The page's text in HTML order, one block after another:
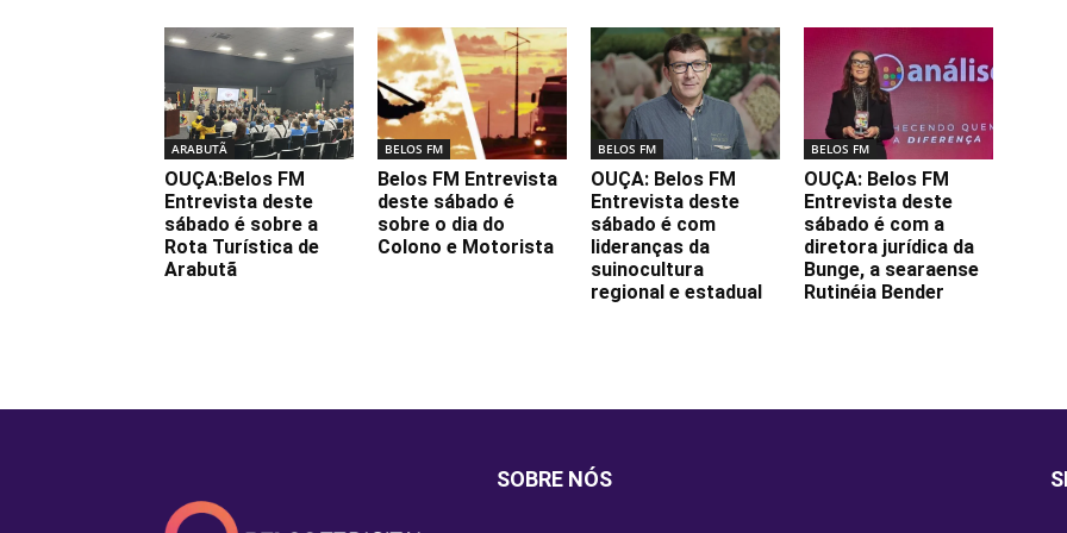
ARABUTÃ
OUÇA:Belos FM
Entrevista deste
sábado é sobre a
Rota Turística de
Arabutã
BELOS FM
Belos FM Entrevista
deste sábado é
sobre o dia do
Colono e Motorista
BELOS FM
OUÇA: Belos FM
Entrevista deste
sábado é com
lideranças da
suinocultura
regional e estadual
BELOS FM
OUÇA: Belos FM
Entrevista deste
sábado é com a
diretora jurídica da
Bunge, a searaense
Rutinéia Bender
SOBRE NÓS